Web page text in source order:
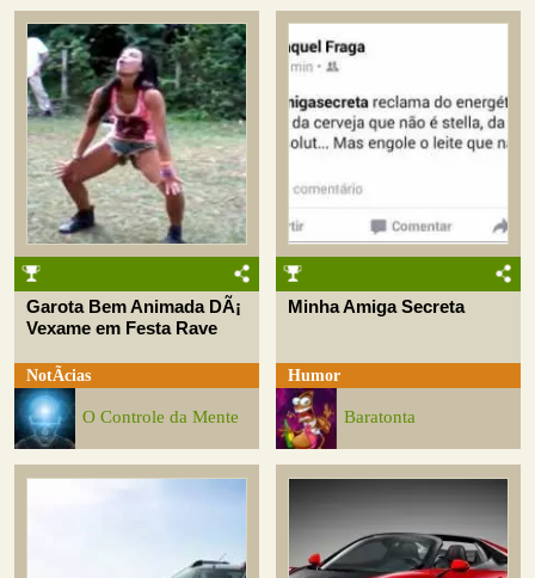
Garota Bem Animada DÃ¡
Vexame em Festa Rave
NotÃ­cias
O Controle da Mente
Minha Amiga Secreta
Humor
Baratonta